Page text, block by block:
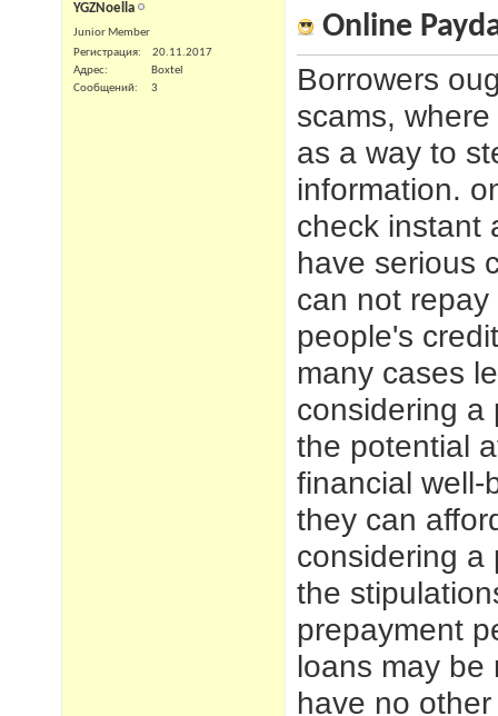
YGZNoella
Junior Member
Регистрация
20.11.2017
Адрес
Boxtel
Сообщений
3
Online
Borrowers
scams,
as a way to
information.
check instant
have serious
can not
people's
many cases
considering a
the potential
financial well-
they can
considering a
the
prepayment
loans may be
have no